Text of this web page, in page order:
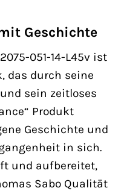
Geschichte
051-14-L45v ist
das durch seine
sein zeitloses
Produkt
Geschichte und
in sich.
und aufbereitet,
Sabo Qualität